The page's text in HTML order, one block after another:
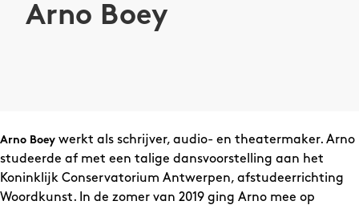
Arno Boey
Arno Boey werkt als schrijver, audio- en theatermaker. Arno
studeerde af met een talige dansvoorstelling aan het
Koninklijk Conservatorium Antwerpen, afstudeerrichting
Woordkunst. In de zomer van 2019 ging Arno mee op